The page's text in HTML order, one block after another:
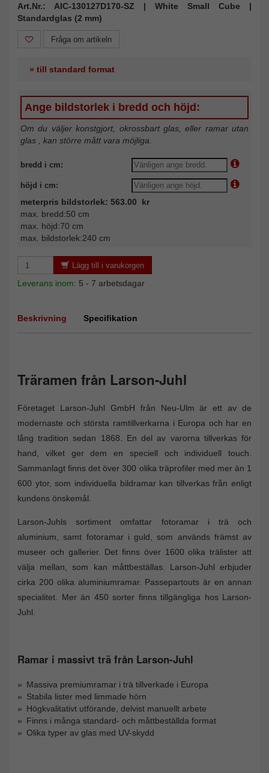
Art.Nr.: AIC-130127D170-SZ | White Small Cube |
Standardglas (2 mm)
Fråga om artikeln
» till standard format
Ange bildstorlek i bredd och höjd:
Om du väljer konstgjort, okrossbart glas, eller ramar utan
glas , kan större mått vara möjliga.
bredd i cm:
höjd i cm:
meterpris bildstorlek: 563.00 kr
max. bredd:50 cm
max. höjd:70 cm
max. bildstorlek:240 cm
Lägg till i varukorgen
Leverans inom: 5 - 7 arbetsdagar
Beskrivning Specifikation
Träramen från Larson-Juhl
Företaget Larson-Juhl GmbH från Neu-Ulm är ett av de
modernaste och största ramtillverkarna i Europa och har en
lång tradition sedan 1868. En del av varorna tillverkas för
hand, vilket ger dem en speciell och individuell touch.
Sammanlagt finns det över 300 olika träprofiler med mer än 1
600 ytor, som individuella bildramar kan tillverkas från enligt
kundens önskemål.
Larson-Juhls sortiment omfattar fotoramar i trä och
aluminium, samt fotoramar i guld, som används främst av
museer och gallerier. Det finns över 1600 olika trälister att
välja mellan, som kan måttbeställas. Larson-Juhl erbjuder
cirka 200 olika aluminiumramar. Passepartouts är en annan
specialitet. Mer än 450 sorter finns tillgängliga hos Larson-
Juhl.
Ramar i massivt trä från Larson-Juhl
Massiva premiumramar i trä tillverkade i Europa
Stabila lister med limmade hörn
Högkvalitativt utförande, delvist manuellt arbete
Finns i många standard- och måttbeställda format
Olika typer av glas med UV-skydd